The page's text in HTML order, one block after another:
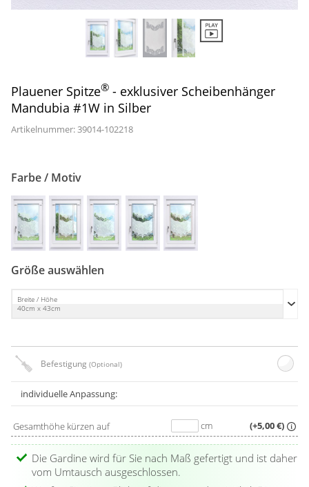
Gardinenstange
Plauener Spitze®- exklusiver Scheibenhänger
Mandubia #1W in Silber
Artikelnummer: 39014-102218
Farbe / Motiv
Größe auswählen
Breite / Höhe
40cm x 43cm
Befestigung (Optional)
individuelle Anpassung:
Gesamthöhe kürzen auf cm (+5,00 €)
Die Gardine wird für Sie nach Maß gefertigt und ist daher
vom Umtausch ausgeschlossen.